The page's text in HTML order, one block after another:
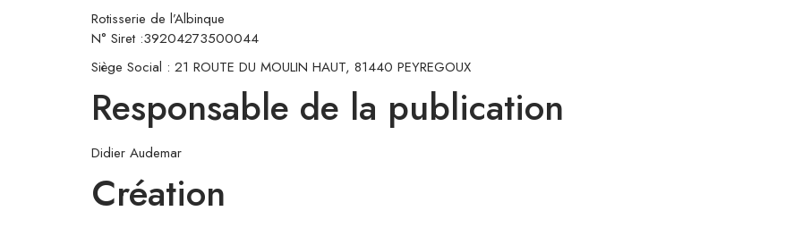
Rotisserie de l’Albinque
N° Siret :39204273500044
Siège Social : 21 ROUTE DU MOULIN HAUT, 81440 PEYREGOUX
Responsable de la publication
Didier Audemar
Création